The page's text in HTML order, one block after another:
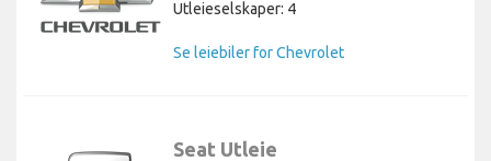
Utleieselskaper: 4
Se leiebiler for Chevrolet
Seat Utleie